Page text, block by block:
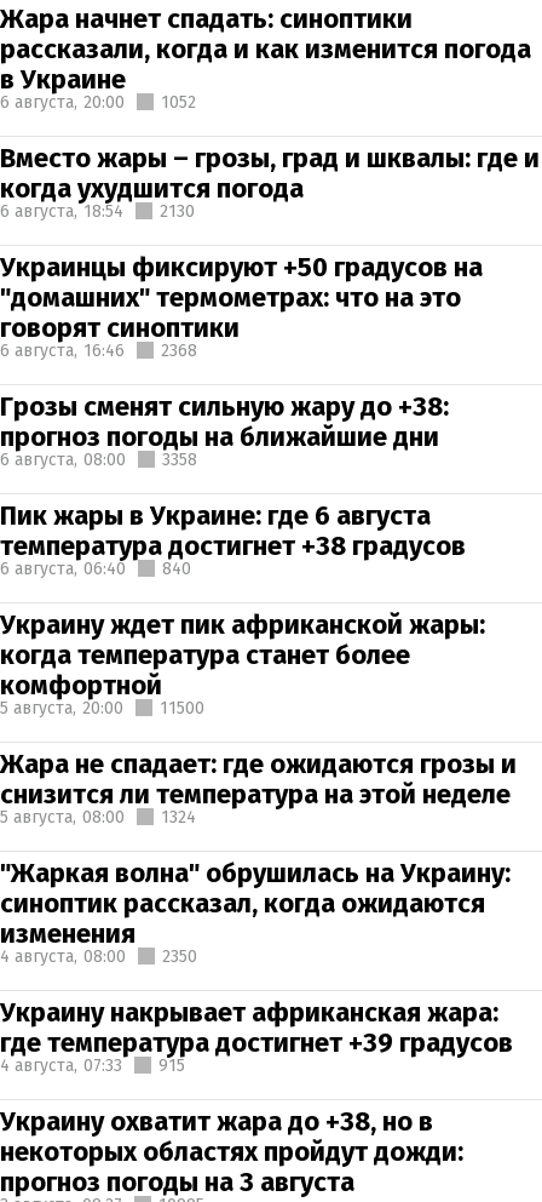
Жара начнет спадать: синоптики
рассказали, когда и как изменится погода
в Украине
6 августа, 20:00 1052
Вместо жары – грозы, град и шквалы: где и
когда ухудшится погода
6 августа, 18:54 2130
Украинцы фиксируют +50 градусов на
"домашних" термометрах: что на это
говорят синоптики
6 августа, 16:46 2368
Грозы сменят сильную жару до +38:
прогноз погоды на ближайшие дни
6 августа, 08:00 3358
Пик жары в Украине: где 6 августа
температура достигнет +38 градусов
6 августа, 06:40 840
Украину ждет пик африканской жары:
когда температура станет более
комфортной
5 августа, 20:00 11500
Жара не спадает: где ожидаются грозы и
снизится ли температура на этой неделе
5 августа, 08:00 1324
"Жаркая волна" обрушилась на Украину:
синоптик рассказал, когда ожидаются
изменения
4 августа, 08:00 2350
Украину накрывает африканская жара:
где температура достигнет +39 градусов
4 августа, 07:33 915
Украину охватит жара до +38, но в
некоторых областях пройдут дожди:
прогноз погоды на 3 августа